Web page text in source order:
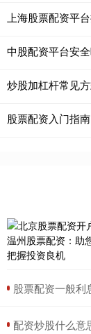
上海股票配资平
中股配资平台安
炒股加杠杆常见
股票配资入门指
股票配资一般利息最
配资炒股什么意思